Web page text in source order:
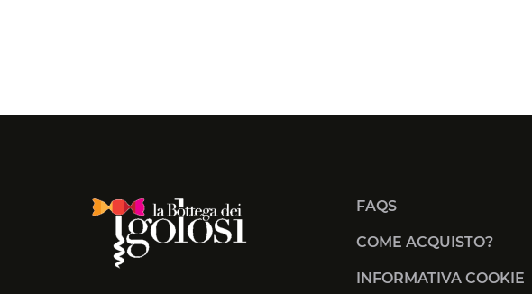
FAQS
COME ACQUISTO?
INFORMATIVA COOKIE